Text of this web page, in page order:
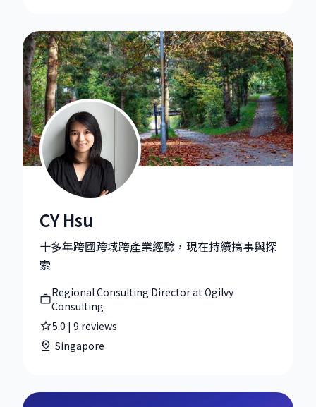
CY Hsu|Regional Consulting Director at Ogilvy
CY Hsu
十多年跨國跨域跨產業經驗，現在持續搞事與探
索
Regional Consulting Director at Ogilvy
Consulting
5.0 | 9 reviews
Singapore